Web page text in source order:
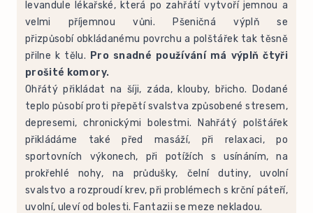
levandule lékařské, která po zahřátí vytvoří jemnou a
velmi příjemnou vůni. Pšeničná výplň se
přizpůsobí obkládanému povrchu a polštářek tak těsně
přilne k tělu. Pro snadné používání má výplň čtyři
prošité komory.
Ohřátý přikládat na šíji, záda, klouby, břicho. Dodané
teplo působí proti přepětí svalstva způsobené stresem,
depresemi, chronickými bolestmi. Nahřátý polštářek
přikládáme také před masáží, při relaxaci, po
sportovních výkonech, při potížích s usínáním, na
prokřehlé nohy, na průdušky, čelní dutiny, uvolní
svalstvo a rozproudí krev, při problémech s krční páteří,
uvolní, uleví od bolesti. Fantazii se meze nekladou.